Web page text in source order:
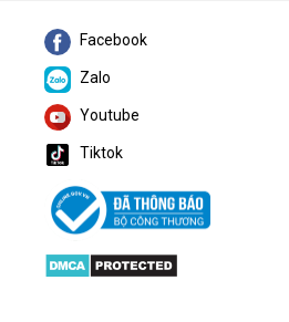
Facebook
Zalo
Youtube
Tiktok